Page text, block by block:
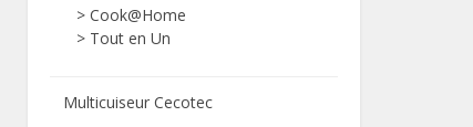
> Cook@Home
> Tout en Un
Multicuiseur Cecotec